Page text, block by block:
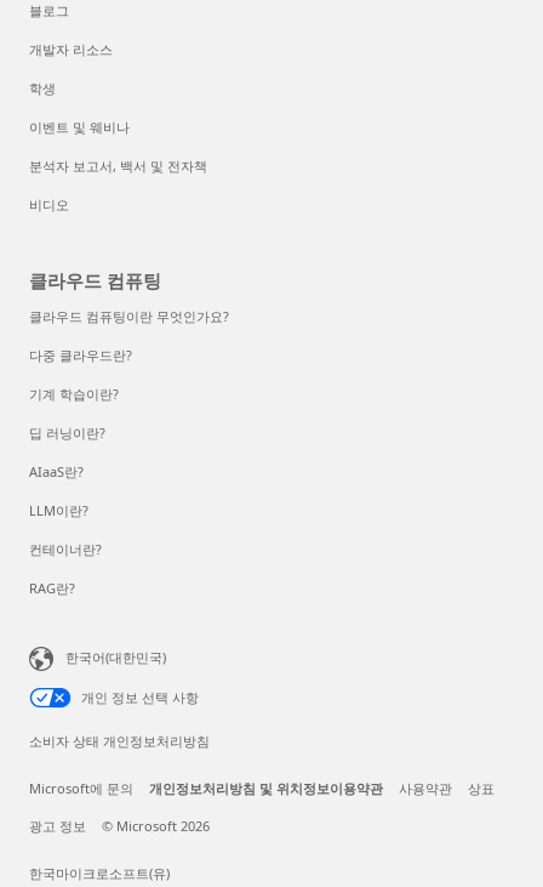
블로그
개발자 리소스
학생
이벤트 및 웨비나
분석자 보고서, 백서 및 전자책
비디오
클라우드 컴퓨팅
클라우드 컴퓨팅이란 무엇인가요?
다중 클라우드란?
기계 학습이란?
딥 러닝이란?
AIaaS란?
LLM이란?
컨테이너란?
RAG란?
한국어(대한민국)
개인 정보 선택 사항
소비자 상태 개인정보처리방침
Microsoft에 문의 개인정보처리방침 및 위치정보이용약관 사용약관 상표
광고 정보 © Microsoft 2026
한국마이크로소프트(유)